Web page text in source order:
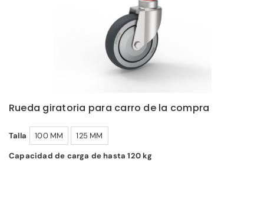
Rueda giratoria para carro de la compra
Talla 100 MM
125 MM
Capacidad de carga de hasta 120 kg